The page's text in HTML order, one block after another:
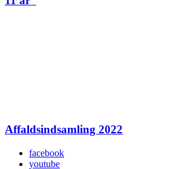
Affaldsindsamling 2022
facebook
youtube